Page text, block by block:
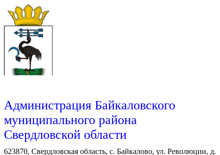
Администрация Байкаловского
муниципального района
Свердловской области
623870, Свердловская область, с. Байкалово, ул. Революции, д.